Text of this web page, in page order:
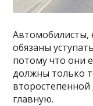
Автомобилисты,
обязаны
потому что они
должны только
главную.